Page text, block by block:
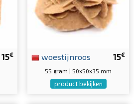
15€ 15€
woestijnroos
55 gram | 50x50x35 mm
product bekijken